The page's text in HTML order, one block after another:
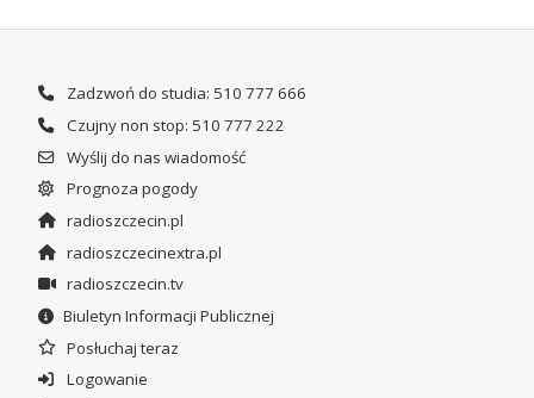
Zadzwoń do studia: 510 777 666
Czujny non stop: 510 777 222
Wyślij do nas wiadomość
Prognoza pogody
radioszczecin.pl
radioszczecinextra.pl
radioszczecin.tv
Biuletyn Informacji Publicznej
Posłuchaj teraz
Logowanie